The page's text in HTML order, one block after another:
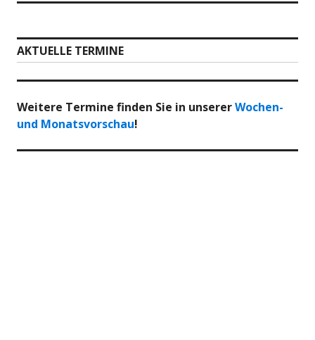
AKTUELLE TERMINE
Weitere Termine finden Sie in unsererWochen-
und Monatsvorschau!